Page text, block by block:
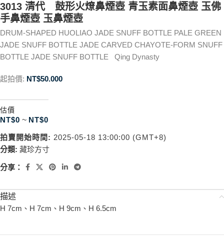
3013 清代 鼓形火燎鼻煙壺 青玉素面鼻煙壺 玉佛
手鼻煙壺 玉鼻煙壺
DRUM-SHAPED HUOLIAO JADE SNUFF BOTTLE PALE GREEN
JADE SNUFF BOTTLE JADE CARVED CHAYOTE-FORM SNUFF
BOTTLE JADE SNUFF BOTTLE Qing Dynasty
起拍價: NT$50.000
估價
NT$0 ~ NT$0
拍賣開始時間: 2025-05-18 13:00:00 (GMT+8)
分類: 藏珍方寸
分享：
描述
H 7cm、H 7cm、H 9cm、H 6.5cm